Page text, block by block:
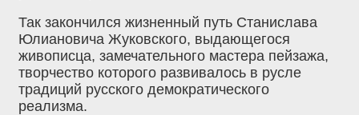
Так закончился жизненный путь Станислава
Юлиановича Жуковского, выдающегося
живописца, замечательного мастера пейзажа,
творчество которого развивалось в русле
традиций русского демократического
реализма.